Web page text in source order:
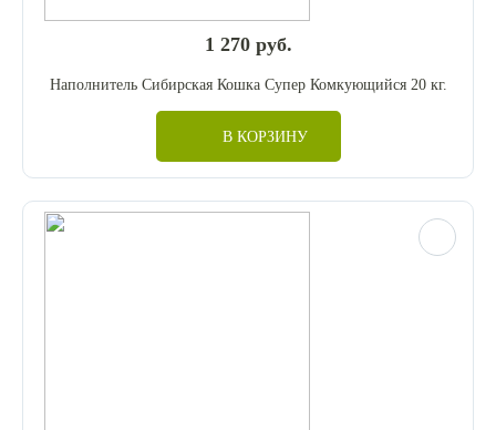
1 270 руб.
Наполнитель Сибирская Кошка Супер Комкующийся 20 кг.
В КОРЗИНУ